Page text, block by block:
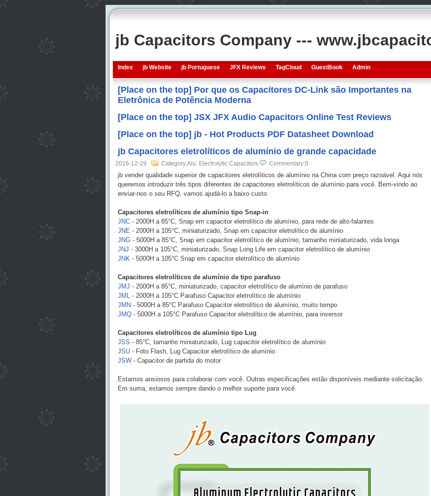
jb Capacitors Company ---
Index jb Website jb Portuguese JFX Reviews TagCloud GuestBook Admin
[Place on the top] Por que os Capacitores DC-Link são Importantes na
Eletrônica de Potência Moderna
[Place on the top] JSX JFX Audio Capacitors Online Test Reviews
[Place on the top] jb - Hot Products PDF Datasheet Download
jb Capacitores eletrolíticos de alumínio de grande capacidade
2016-12-29 Category:Alu. Electrolytic Capacitors Commentary:0
jb vender qualidade superior de capacitores eletrolíticos de alumínio na China com preço razoável. Aqui nós
queremos introduzir três tipos diferentes de capacitores eletrolíticos de alumínio para você. Bem-vindo ao
enviar-nos o seu RFQ, vamos ajudá-lo a baixo custo.
Capacitores eletrolíticos de alumínio tipo Snap-in
JNC- 2000H a 85°C, Snap em capacitor eletrolítico de alumínio, para rede de alto-falantes
JNE - 2000H a 105°C, miniaturizado, Snap em capacitor eletrolítico de alumínio
JNG- 5000H a 85°C, Snap em capacitor eletrolítico de alumínio, tamanho miniaturizado, vida longa
JNJ - 3000H a 105°C, miniaturizado, Snap Long Life em capacitor eletrolítico de alumínio
JNK- 5000H a 105°C Snap em capacitor eletrolítico de alumínio
Capacitores eletrolíticos de alumínio de tipo parafuso
JMJ - 2000H a 85°C, miniaturizado, capacitor eletrolítico de alumínio de parafuso
JML- 2000H a 105°C Parafuso Capacitor eletrolítico de alumínio
JMN - 5000H a 85°C Parafuso Capacitor eletrolítico de alumínio, muito tempo
JMQ- 5000H a 105°C Parafuso Capacitor eletrolítico de alumínio, para inversor
Capacitores eletrolíticos de alumínio tipo Lug
JSS - 85°C, tamanho miniaturizado, Lug capacitor eletrolítico de alumínio
JSU- Foto Flash, Lug Capacitor eletrolítico de alumínio
JSW- Capacitor de partida do motor
Estamos ansiosos para colaborar com você. Outras especificações estão disponíveis mediante solicitação.
Em suma, estamos sempre dando o melhor suporte para você.